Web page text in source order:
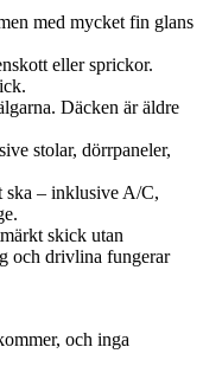
med mycket fin glans
eller sprickor.
Däcken är äldre
stolar, dörrpaneler,
ska – inklusive A/C,
skick utan
och drivlina fungerar
och inga